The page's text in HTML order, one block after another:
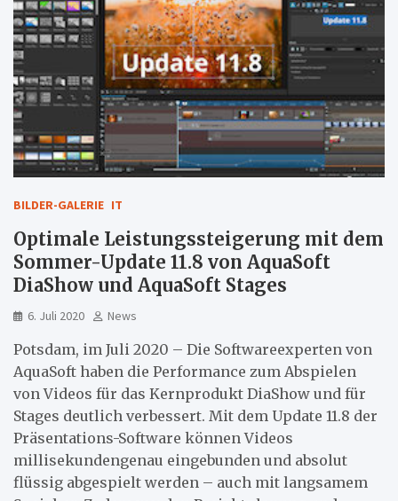
BILDER-GALERIE IT
Optimale Leistungssteigerung mit dem
Sommer-Update 11.8 von AquaSoft
DiaShow und AquaSoft Stages
6. Juli 2020 News
Potsdam, im Juli 2020 – Die Softwareexperten von
AquaSoft haben die Performance zum Abspielen
von Videos für das Kernprodukt DiaShow und für
Stages deutlich verbessert. Mit dem Update 11.8 der
Präsentations-Software können Videos
millisekundengenau eingebunden und absolut
flüssig abgespielt werden – auch mit langsamem